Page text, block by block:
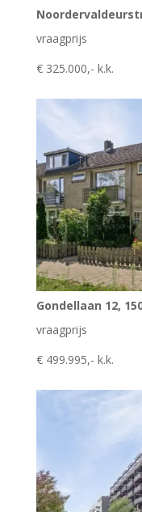
vraagprijs
€ 325.000,- k.k.
Gondellaan 12,
vraagprijs
€ 499.995,- k.k.